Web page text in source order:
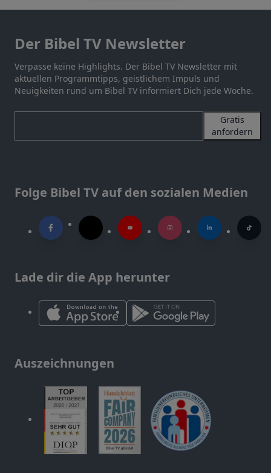
Der Bibel TV Newsletter
Verpasse keine Highlights. Der Bibel TV Newsletter mit
aktuellen Programmtipps, geistlichem Impuls und
Neuigkeiten rund um Bibel TV informiert Dich jede Woche.
Gratis
anfordern
Folge Bibel TV auf den sozialen Medien
Lade dir die App herunter
Auszeichnungen